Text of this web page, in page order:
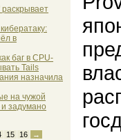
в
баг в CPU-
Tails
назначила
на чужой
и задумано
15 16 →